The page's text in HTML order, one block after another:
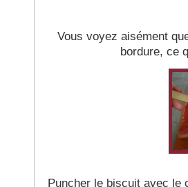
Vous voyez aisément
bordure, ce
Puncher le biscuit avec le